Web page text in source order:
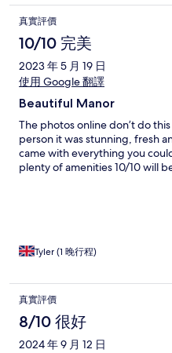
真實評價
10/10 完美
2023 年 5 月 19 日
使用 Google 翻譯
Beautiful Manor
The photos online don’t do
person it was stunning, fresh
came with everything you
plenty of amenities 10/10 will
Tyler (1 晚行程)
真實評價
8/10 很好
2024 年 9 月 12 日